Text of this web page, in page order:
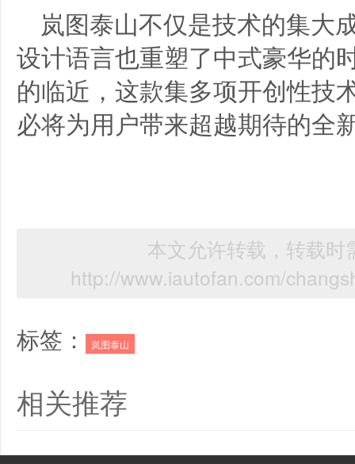
岚图泰山不仅是技术的集大
设计语言也重塑了中式豪华的
的临近，这款集多项开创性技
必将为用户带来超越期待的全
本文允许转载，转载
http://www.iautofan.com/
标签： 岚图泰山
相关推荐